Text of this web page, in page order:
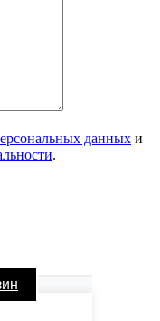
данных и
.